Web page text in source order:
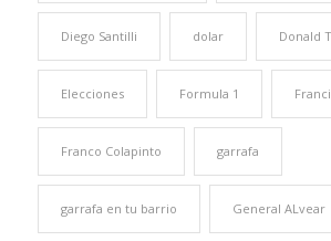
Diego Santilli dolar Donald
Elecciones Formula 1
Franco Colapinto garrafa
garrafa en tu barrio General ALvear